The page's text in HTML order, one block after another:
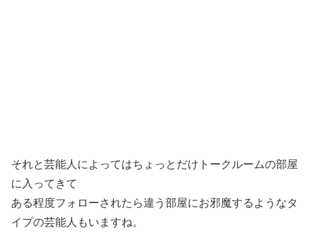
それと芸能人によってはちょっとだけトークルームの部屋
に入ってきて
ある程度フォローされたら違う部屋にお邪魔するようなタ
イプの芸能人もいますね。